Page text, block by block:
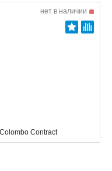
нет в наличии
Contract